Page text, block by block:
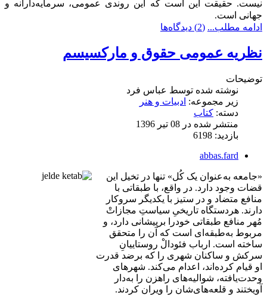
نیست. حقیقت این است که این روندی عمومی، سرمایه‌دارانه و
جهانی است.
ادامه مطلب... (2) دیدگاه‌ها
نظریه عمومی حقوق و مارکسیسم
توضیحات
نوشته شده توسط عباس فرد
زیر مجموعه: ادبیات و هنر
دسته: کتاب
منتشر شده در 08 تیر 1396
بازدید: 6198
abbas.fard
«جامعه به‌عنوان یک کُل» تنها در تخیل این
قضات وجود دارد. در واقع، با طبقاتی با
منافع متضاد و در ستیز با یکدیگر سروکار
دارند. هردستگاه تاریخیِ سیاستِ مجازاتْ
مُهر منافع طبقاتی خودرا برپیشانی دارد، و
مربوط به‌طبقه‌ای است که آن را متحقق
ساخته است. ارباب فئودالْ روستاییانِ
سرکش و ساکنان شهری را که برضد قدرت
او قیام کرده‌اند، اعدام می‌کند. شهرهای
وحدت‌یافته، شوالیه‌های راهزن را به‌دار
آویختند و قلعه‌های‌شان را ویران کردند.